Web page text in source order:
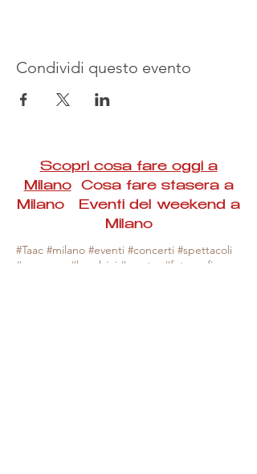
Condividi questo evento
Scopri cosa fare oggi a
MilanoCosa fare stasera a
Milano Eventi del weekend a
Milano
#Taac #milano #eventi #concerti #spettacoli
#rassegne #bambini #mostre #fotografia